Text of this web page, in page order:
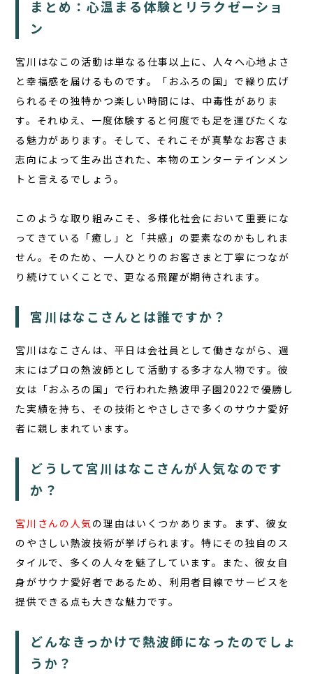
まとめ：心温まる体験とリラクゼーショ
ン
宮川はなこの活動は単なる仕事以上に、人々へ心地よさ
と幸福感を届けるものです。「おふろの国」で繰り広げ
られるその独特かつ楽しい時間には、中毒性がありま
す。それゆえ、一度体験すると何度でも足を運びたくな
る魅力があります。そして、それこそが真摯なお客さま
志向によって生み出された、本物のエンターテインメン
トと言えるでしょう。
このような取り組みこそ、多様化社会において重要にな
ってきている「癒し」と「共感」の要素なのかもしれま
せん。そのため、一人ひとりのお客さまと丁寧につなが
り続けていくことで、更なる飛躍が期待されます。
宮川はなこさんとは誰ですか？
宮川はなこさんは、平日は会社員として働きながら、週
末にはプロの熱波師 として活動する多才な人物です。彼
女は「おふろの国」で行われた熱波甲子園2022で優勝し
た実績を持ち、その技術とやさしさで多くのサウナ愛好
者に親しまれています。
どうして宮川はなこさんが人気なのです
か？
宮川さんの人気の理由はいくつかあります。まず、彼女
の やさしい熱波技術が挙げられます。特にその独自のス
タイルで、多くの人々を魅了しています。また、彼女自
身がサウナ愛好者であるため、利用者目線でサービスを
提供できる点も大きな魅力です。
どんなきっかけで熱波師になったのでしょ
うか？